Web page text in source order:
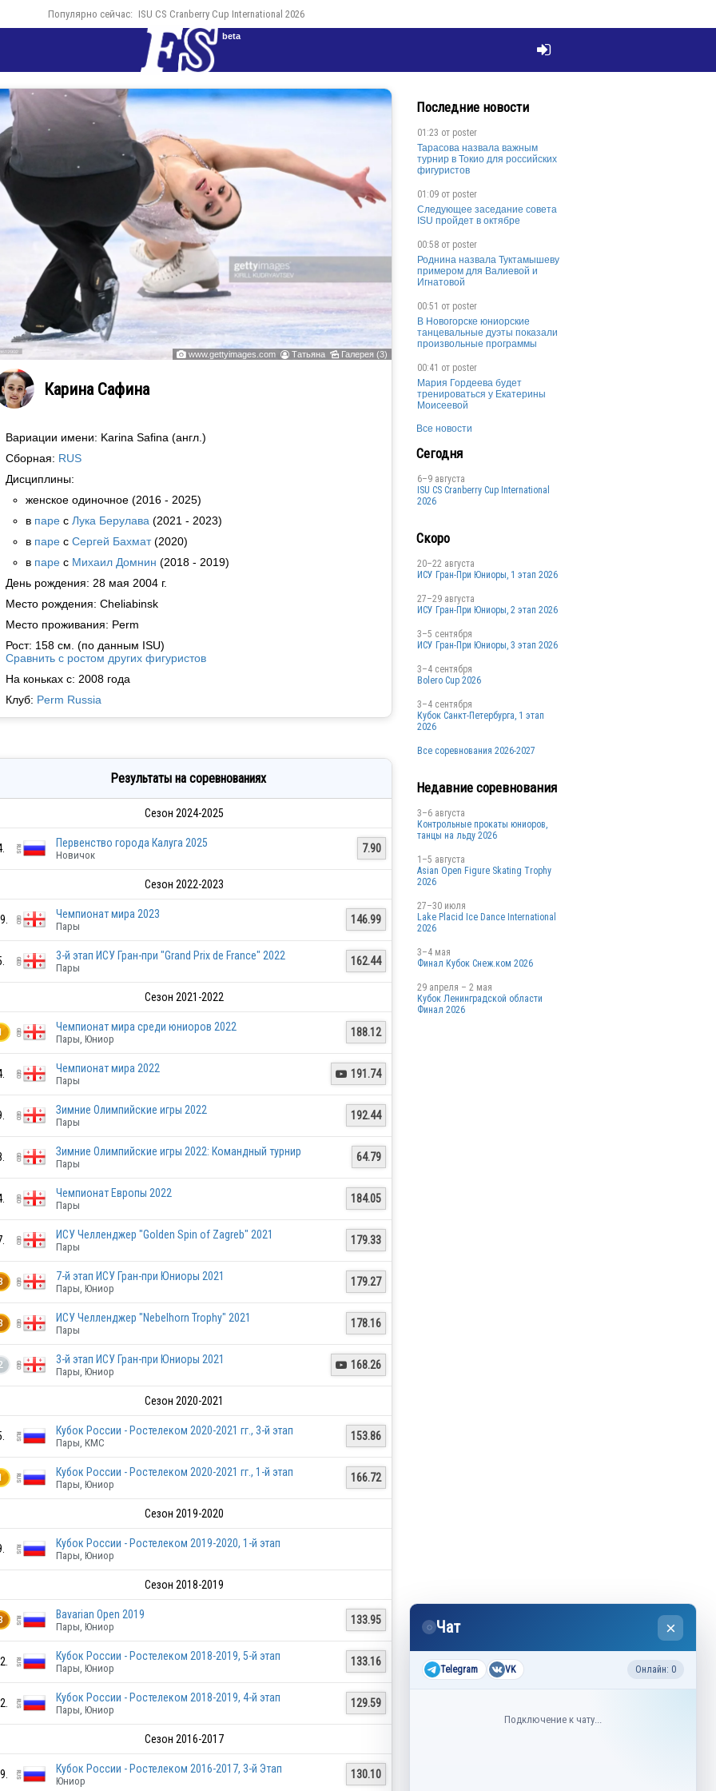
Популярно сейчас: ISU CS Cranberry Cup International 2026

beta
 www.gettyimages.com  Татьяна  Галерея (3)
Карина Сафина
Вариации имени: Karina Safina (англ.)
Сборная: RUS
Дисциплины:
женское одиночное (2016 - 2025)
в парес Лука Берулава (2021 - 2023)
в парес Сергей Бахмат(2020)
в парес Михаил Домнин (2018 - 2019)
День рождения: 28 мая 2004 г.
Место рождения: Cheliabinsk
Место проживания: Perm
Рост: 158 см. (по данным ISU)
Сравнить с ростом других фигуристов
На коньках с: 2008 года
Клуб: Perm Russia
Результаты на соревнованиях
Сезон 2024-2025
RUS
Первенство города Калуга 2025
Новичок
7.90
Сезон 2022-2023
GEO
Чемпионат мира 2023
Пары
146.99
GEO
3-й этап ИСУ Гран-при "Grand Prix de France" 2022
Пары
162.44
Сезон 2021-2022
GEO
Чемпионат мира среди юниоров 2022
Пары, Юниор
188.12
Чемпионат мира 2022
Пары
 191.74
Зимние Олимпийские игры 2022
Пары
192.44
Зимние Олимпийские игры 2022: Командный турнир
Пары
64.79
Чемпионат Европы 2022
Пары
184.05
ИСУ Челленджер "Golden Spin of Zagreb" 2021
Пары
179.33
7-й этап ИСУ Гран-при Юниоры 2021
Пары, Юниор
179.27
ИСУ Челленджер "Nebelhorn Trophy" 2021
Пары
178.16
3-й этап ИСУ Гран-при Юниоры 2021
Пары, Юниор
 168.26
Сезон 2020-2021
Кубок России - Ростелеком 2020-2021 гг., 3-й этап
Пары, КМС
153.86
Кубок России - Ростелеком 2020-2021 гг., 1-й этап
Пары, Юниор
166.72
Сезон 2019-2020
Кубок России - Ростелеком 2019-2020, 1-й этап
Пары, Юниор
Сезон 2018-2019
Bavarian Open 2019
Пары, Юниор
133.95
Кубок России - Ростелеком 2018-2019, 5-й этап
Пары, Юниор
133.16
Кубок России - Ростелеком 2018-2019, 4-й этап
Пары, Юниор
129.59
Сезон 2016-2017
Кубок России - Ростелеком 2016-2017, 3-й Этап
Юниор
130.10
Последние новости
01:23 от poster
Тарасова назвала важным
турнир в Токио для российских
фигуристов
01:09 от poster
Следующее заседание совета
ISU пройдет в октябре
00:58 от poster
Роднина назвала Туктамышеву
примером для Валиевой и
Игнатовой
00:51 от poster
В Новогорске юниорские
танцевальные дуэты показали
произвольные программы
00:41 от poster
Мария Гордеева будет
тренироваться у Екатерины
Моисеевой
Все новости
Сегодня
6–9 августа
ISU CS Cranberry Cup International
2026
Скоро
20–22 августа
ИСУ Гран-При Юниоры, 1 этап 2026
27–29 августа
ИСУ Гран-При Юниоры, 2 этап 2026
3–5 сентября
ИСУ Гран-При Юниоры, 3 этап 2026
3–4 сентября
Bolero Cup 2026
3–4 сентября
Кубок Санкт-Петербурга, 1 этап
2026
Все соревнования 2026-2027
Недавние соревнования
3–6 августа
Контрольные прокаты юниоров,
танцы на льду 2026
1–5 августа
Asian Open Figure Skating Trophy
2026
27–30 июля
Lake Placid Ice Dance International
2026
3–4 мая
Финал Кубок Снеж.ком 2026
29 апреля – 2 мая
Кубок Ленинградской области
Финал 2026
×
◌ Чат
Telegram VK Онлайн: 0
Подключение к чату...